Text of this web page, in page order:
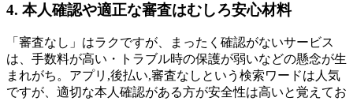
4. 本人確認や適正な審査はむしろ安心材料
「審査なし」はラクですが、まったく確認がないサービス
は、手数料が高い・トラブル時の保護が弱いなどの懸念が生
まれがち。アプリ,後払い,審査なしという検索ワードは人気
ですが、適切な本人確認がある方が安全性は高いと覚えてお